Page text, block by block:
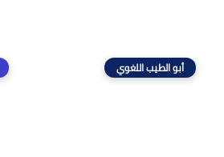
أبو الطيب اللغوي